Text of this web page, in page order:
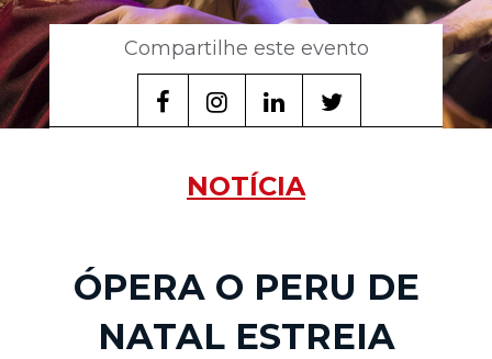
Compartilhe este evento
NOTÍCIA
ÓPERA O PERU DE
NATAL ESTREIA